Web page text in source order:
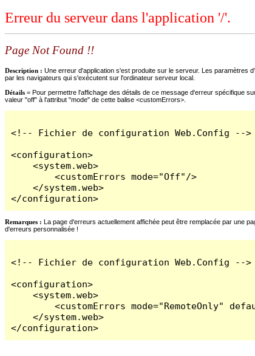
Erreur du serveur dans l'application '/'.
Page Not Found !!
Description : Une erreur d'application s'est produite sur le serveur. Les paramètres
par les navigateurs qui s'exécutent sur l'ordinateur serveur local.
Détails = Pour permettre l'affichage des détails de ce message d'erreur spécifique
valeur "off" à l'attribut "mode" de cette balise <customErrors>.
<!-- Fichier de configuration Web.Config -->
<configuration>
    <system.web>
        <customErrors mode="Off"/>
    </system.web>
</configuration>
Remarques : La page d'erreurs actuellement affichée peut être remplacée par une
d'erreurs personnalisée !
<!-- Fichier de configuration Web.Config -->
<configuration>
    <system.web>
<customErrors mode="RemoteOnly"
    </system.web>
</configuration>